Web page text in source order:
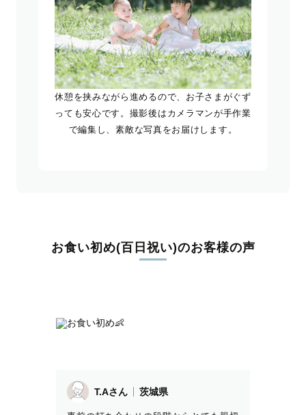
休憩を挟みながら進めるので、お子さまがぐず
っても安心です。撮影後はカメラマンが手作業
で編集し、素敵な写真をお届けします。
お食い初め(百日祝い)のお客様の声
T.Aさん 茨城県